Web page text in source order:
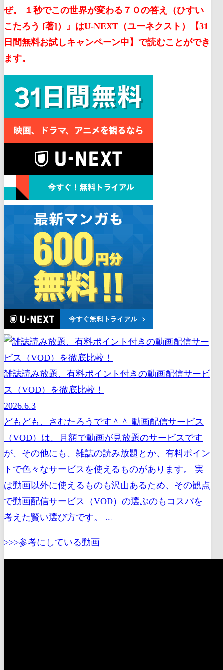
ぜ。 １秒でこの世界が変わる７０の答え（ひすい
こたろう [著]）』はU-NEXT（ユーネクスト）【31
日間無料お試しキャンペーン中】で読むことができ
ます。
雑誌読み放題、有料ポイント付きの動画配信サービ
ス（VOD）を徹底比較！
2026.6.3
どもども、さむたろうです＾＾ 動画配信サービス
（VOD）は、月額で動画が見放題のサービスです
が、その他にも、雑誌の読み放題とか、有料ポイン
トで色々なサービスを使えるものがあります。 実
は動画以外に使えるものも沢山あるため、その観点
で動画配信サービス（VOD）の選ぶのもコスパを
考えた賢い選び方です。 ...
>>>参考にしている動画